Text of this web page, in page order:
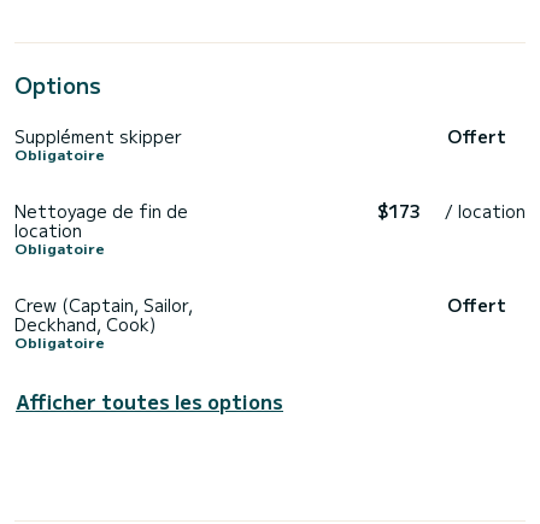
Options
Supplément skipper
Obligatoire
Offert
Nettoyage de fin de
location
Obligatoire
$173 / location
Crew (Captain, Sailor,
Deckhand, Cook)
Obligatoire
Offert
Afficher toutes les options